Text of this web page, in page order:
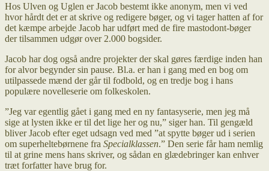
Hos Ulven og Uglen er Jacob bestemt ikke anonym, men vi ved
hvor hårdt det er at skrive og redigere bøger, og vi tager hatten af for
det kæmpe arbejde Jacob har udført med de fire mastodont-bøger
der tilsammen udgør over 2.000 bogsider.
Jacob har dog også andre projekter der skal gøres færdige inden han
for alvor begynder sin pause. Bl.a. er han i gang med en bog om
utilpassede mænd der går til fodbold, og en tredje bog i hans
populære novelleserie om folkeskolen.
”Jeg var egentlig gået i gang med en ny fantasyserie, men jeg må
sige at lysten ikke er til det lige her og nu,” siger han. Til gengæld
bliver Jacob efter eget udsagn ved med ”at spytte bøger ud i serien
om superheltebørnene fra Specialklassen.” Den serie får ham nemlig
til at grine mens hans skriver, og sådan en glædebringer kan enhver
træt forfatter have brug for.